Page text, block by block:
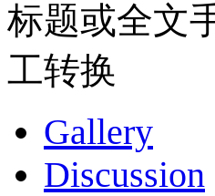
Gallery
Discussion